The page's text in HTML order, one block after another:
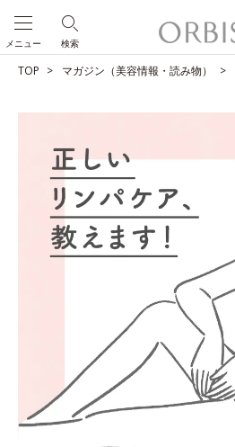
検索
メニュー
TOP マガジン（美容情報・読み物）